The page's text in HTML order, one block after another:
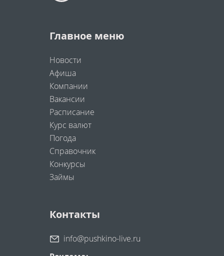
Главное меню
Новости
Афиша
Компании
Вакансии
Расписание
Курс валют
Погода
Справочник
Конкурсы
Займы
Контакты
info@pushkino-live.ru